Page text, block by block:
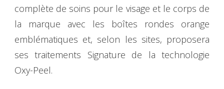
complète de soins pour le visage et le corps de
la marque avec les boîtes rondes orange
emblématiques et, selon les sites, proposera
ses traitements Signature de la technologie
Oxy-Peel.